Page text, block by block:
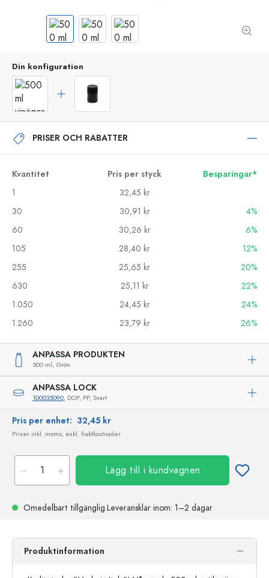
Din konfiguration
PRISER OCH RABATTER
Kvantitet Pris per styck
Besparingar*
1
32,45 kr
30
30,91 kr
4%
60
30,26 kr
6%
105
28,40 kr
12%
255
25,65 kr
20%
630
25,11 kr
22%
1.050
24,45 kr
24%
1.260
23,79 kr 26%
ANPASSA PRODUKTEN
500 ml, Grön
ANPASSA LOCK
100035090, DOP, PP, Svart
Pris per enhet: 32,45 kr
Priser inkl. moms, exkl. fraktkostnader
Lägg till i kundvagnen
Omedelbart tillgänglig.Leveransklar inom: 1–2 dagar
Produktinformation